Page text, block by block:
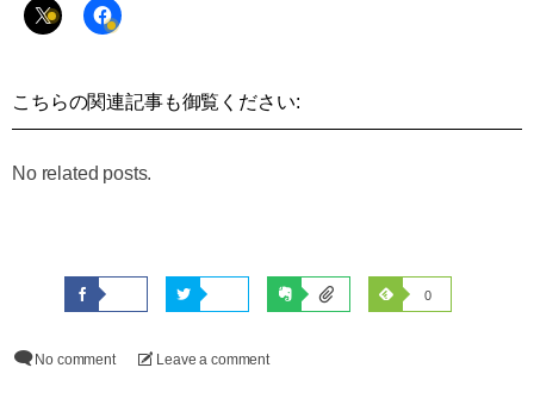
こちらの関連記事も御覧ください:
No related posts.
0
No comment Leave a comment